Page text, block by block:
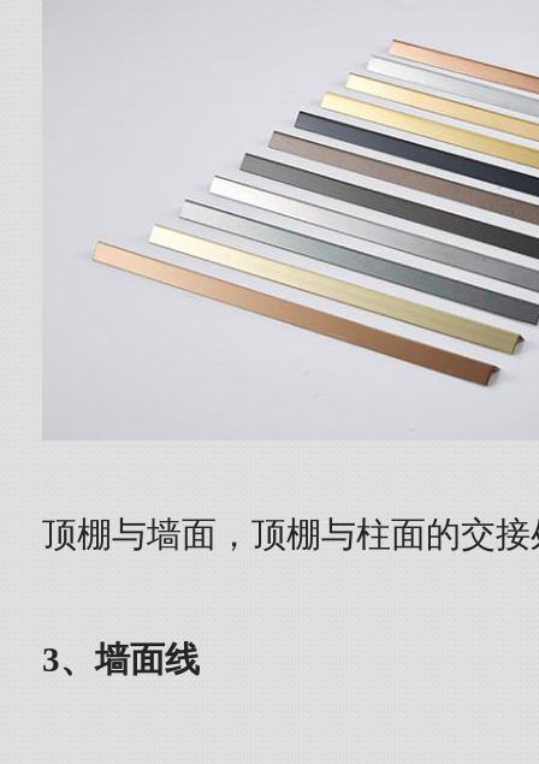
顶棚与墙面，顶棚与柱面的交
3、墙面线